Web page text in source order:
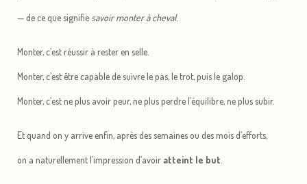
— de ce que signifie savoir monter à cheval.
Monter, c’est réussir à rester en selle.
Monter, c’est être capable de suivre le pas, le trot, puis le galop.
Monter, c’est ne plus avoir peur, ne plus perdre l’équilibre, ne plus subir.
Et quand on y arrive enfin, après des semaines ou des mois d’efforts,
on a naturellement l’impression d’avoir atteint le but